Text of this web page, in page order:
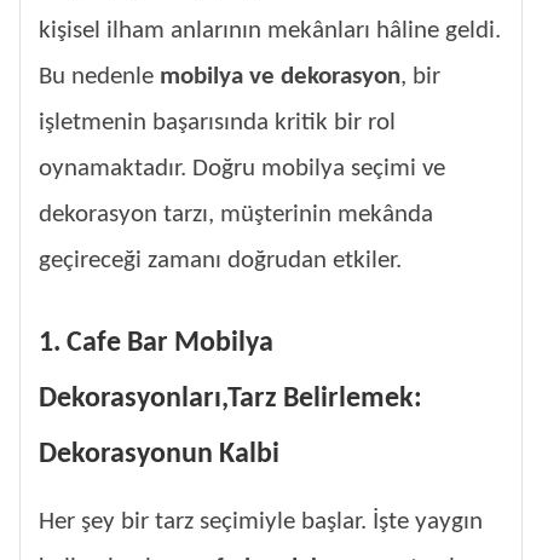
kişisel ilham anlarının mekânları hâline geldi.
Bu nedenle mobilya ve dekorasyon, bir
işletmenin başarısında kritik bir rol
oynamaktadır. Doğru mobilya seçimi ve
dekorasyon tarzı, müşterinin mekânda
geçireceği zamanı doğrudan etkiler.
1. Cafe Bar Mobilya
Dekorasyonları,Tarz Belirlemek:
Dekorasyonun Kalbi
Her şey bir tarz seçimiyle başlar. İşte yaygın